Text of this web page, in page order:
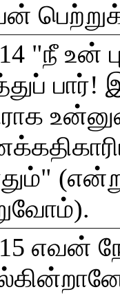
"நீ உன்
எவன்